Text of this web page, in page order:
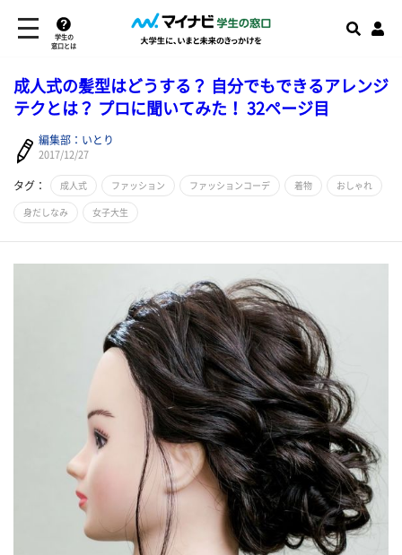
学生の
窓口とは
成人式の髪型はどうする？ 自分でもできるアレンジ
テクとは？ プロに聞いてみた！ 32ページ目
編集部：いとり
2017/12/27
タグ： 成人式 ファッション ファッションコーデ 着物 おしゃれ
身だしなみ 女子大生